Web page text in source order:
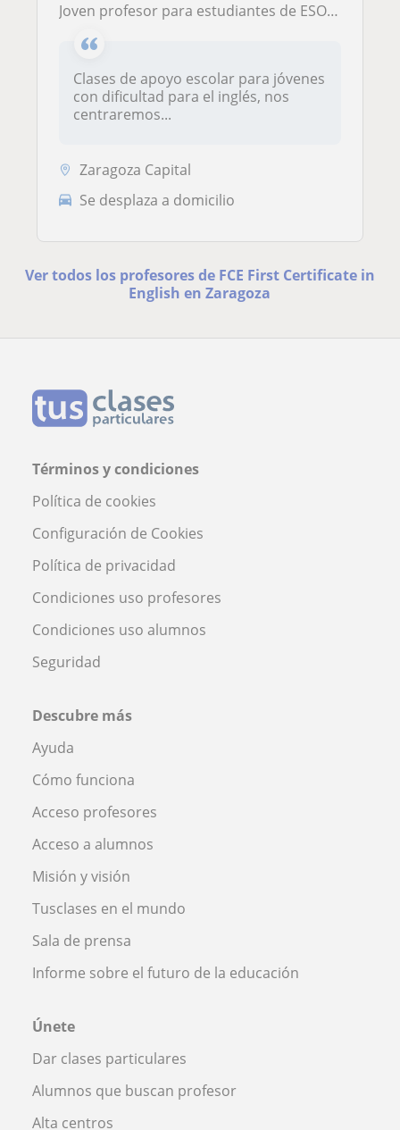
Joven profesor para estudiantes de ESO y Bachiller
Clases de apoyo escolar para jóvenes
con dificultad para el inglés, nos
centraremos...
Zaragoza Capital
Se desplaza a domicilio
Ver todos los profesores de FCE First Certificate in
English en Zaragoza
Términos y condiciones
Política de cookies
Configuración de Cookies
Política de privacidad
Condiciones uso profesores
Condiciones uso alumnos
Seguridad
Descubre más
Ayuda
Cómo funciona
Acceso profesores
Acceso a alumnos
Misión y visión
Tusclases en el mundo
Sala de prensa
Informe sobre el futuro de la educación
Únete
Dar clases particulares
Alumnos que buscan profesor
Alta centros